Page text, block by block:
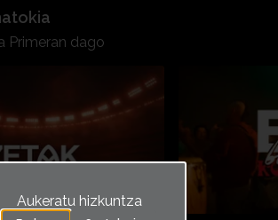
Primeran dago
Aukeratu hizkuntza